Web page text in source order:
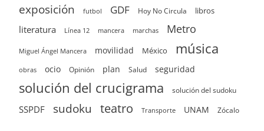
exposición futbol GDF Hoy No Circula libros
literatura Línea 12 mancera marchas Metro
Miguel Ángel Mancera movilidad México música
obras ocio Opinión plan Salud seguridad
solución del crucigrama solución del sudoku
SSPDF sudoku teatro Transporte UNAM Zócalo